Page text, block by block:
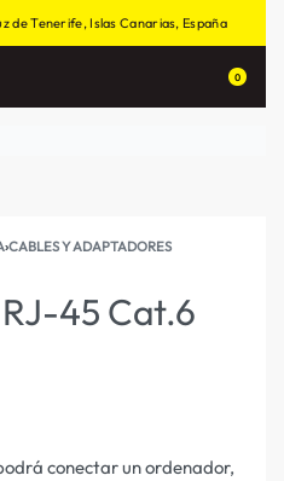
de Tenerife, Islas Canarias, España
0
›CABLES Y ADAPTADORES
45 Cat.6
conectar un ordenador,